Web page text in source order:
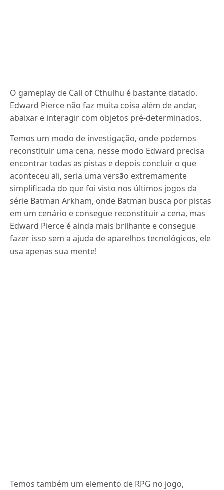
O gameplay de Call of Cthulhu é bastante datado.
Edward Pierce não faz muita coisa além de andar,
abaixar e interagir com objetos pré-determinados.
Temos um modo de investigação, onde podemos
reconstituir uma cena, nesse modo Edward precisa
encontrar todas as pistas e depois concluir o que
aconteceu ali, seria uma versão extremamente
simplificada do que foi visto nos últimos jogos da
série Batman Arkham, onde Batman busca por pistas
em um cenário e consegue reconstituir a cena, mas
Edward Pierce é ainda mais brilhante e consegue
fazer isso sem a ajuda de aparelhos tecnológicos, ele
usa apenas sua mente!
Temos também um elemento de RPG no jogo,